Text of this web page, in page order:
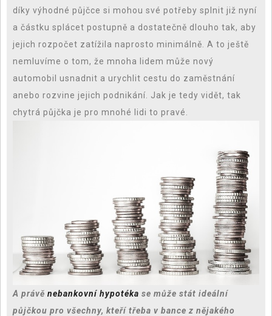
díky výhodné půjčce si mohou své potřeby splnit již nyní
a částku splácet postupně a dostatečně dlouho tak, aby
jejich rozpočet zatížila naprosto minimálně. A to ještě
nemluvíme o tom, že mnoha lidem může nový
automobil usnadnit a urychlit cestu do zaměstnání
anebo rozvine jejich podnikání. Jak je tedy vidět, tak
chytrá půjčka je pro mnohé lidi to pravé.
A právě nebankovní hypotéka se může stát ideální
půjčkou pro všechny, kteří třeba v bance z nějakého